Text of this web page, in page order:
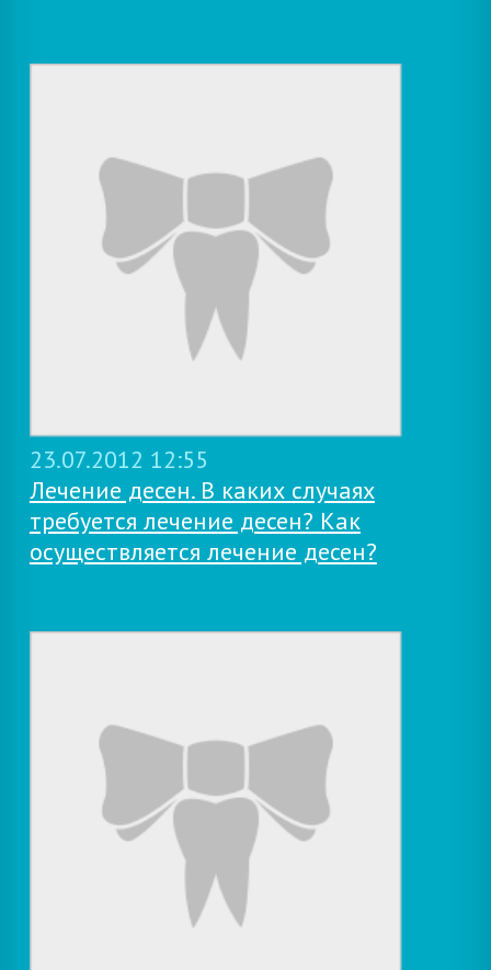
23.07.2012 12:55
Лечение десен. В каких случаях
требуется лечение десен? Как
осуществляется лечение десен?